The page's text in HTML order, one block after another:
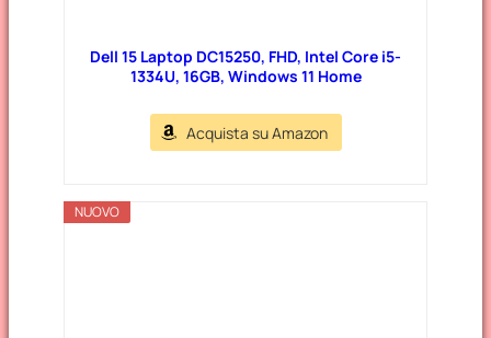
Dell 15 Laptop DC15250, FHD, Intel Core i5-
1334U, 16GB, Windows 11 Home
Acquista su Amazon
NUOVO